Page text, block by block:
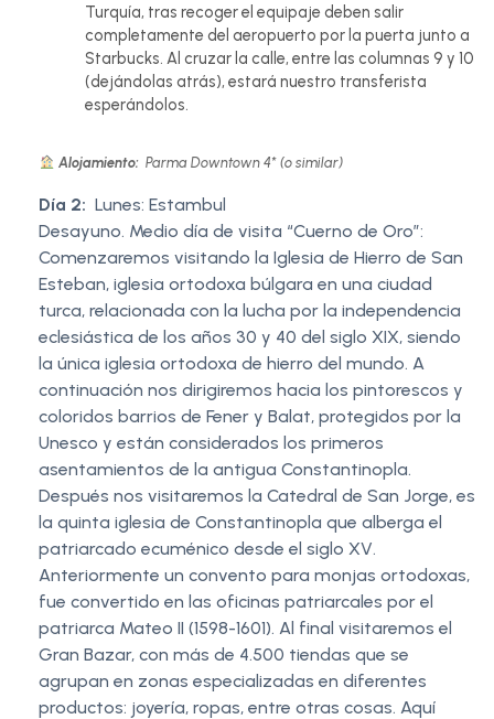
Turquía, tras recoger el equipaje deben salir
completamente del aeropuerto por la puerta junto a
Starbucks. Al cruzar la calle, entre las columnas 9 y 10
(dejándolas atrás), estará nuestro transferista
esperándolos.
Alojamiento: Parma Downtown 4* (o similar)
Día 2: Lunes: Estambul
Desayuno. Medio día de visita “Cuerno de Oro”:
Comenzaremos visitando la Iglesia de Hierro de San
Esteban, iglesia ortodoxa búlgara en una ciudad
turca, relacionada con la lucha por la independencia
eclesiástica de los años 30 y 40 del siglo XIX, siendo
la única iglesia ortodoxa de hierro del mundo. A
continuación nos dirigiremos hacia los pintorescos y
coloridos barrios de Fener y Balat, protegidos por la
Unesco y están considerados los primeros
asentamientos de la antigua Constantinopla.
Después nos visitaremos la Catedral de San Jorge, es
la quinta iglesia de Constantinopla que alberga el
patriarcado ecuménico desde el siglo XV.
Anteriormente un convento para monjas ortodoxas,
fue convertido en las oficinas patriarcales por el
patriarca Mateo II (1598-1601). Al final visitaremos el
Gran Bazar, con más de 4.500 tiendas que se
agrupan en zonas especializadas en diferentes
productos: joyería, ropas, entre otras cosas. Aquí